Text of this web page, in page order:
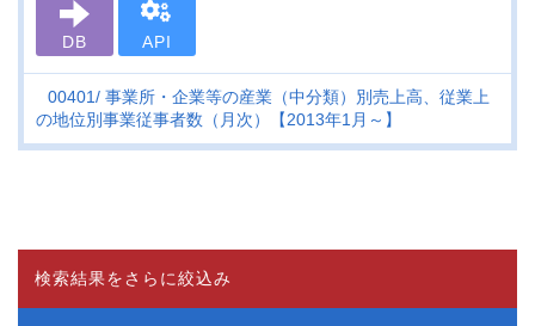
DB API
00401 事業所・企業等の産業（中分類）別売上高、従業上
の地位別事業従事者数（月次）【2013年1月～】
検索結果をさらに絞込み